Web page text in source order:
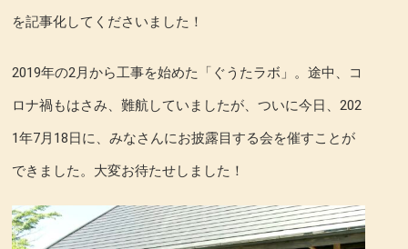
を記事化してくださいました！
2019年の2月から工事を始めた「ぐうたラボ」。途中、コ
ロナ禍もはさみ、難航していましたが、ついに今日、202
1年7月18日に、みなさんにお披露目する会を催すことが
できました。大変お待たせしました！